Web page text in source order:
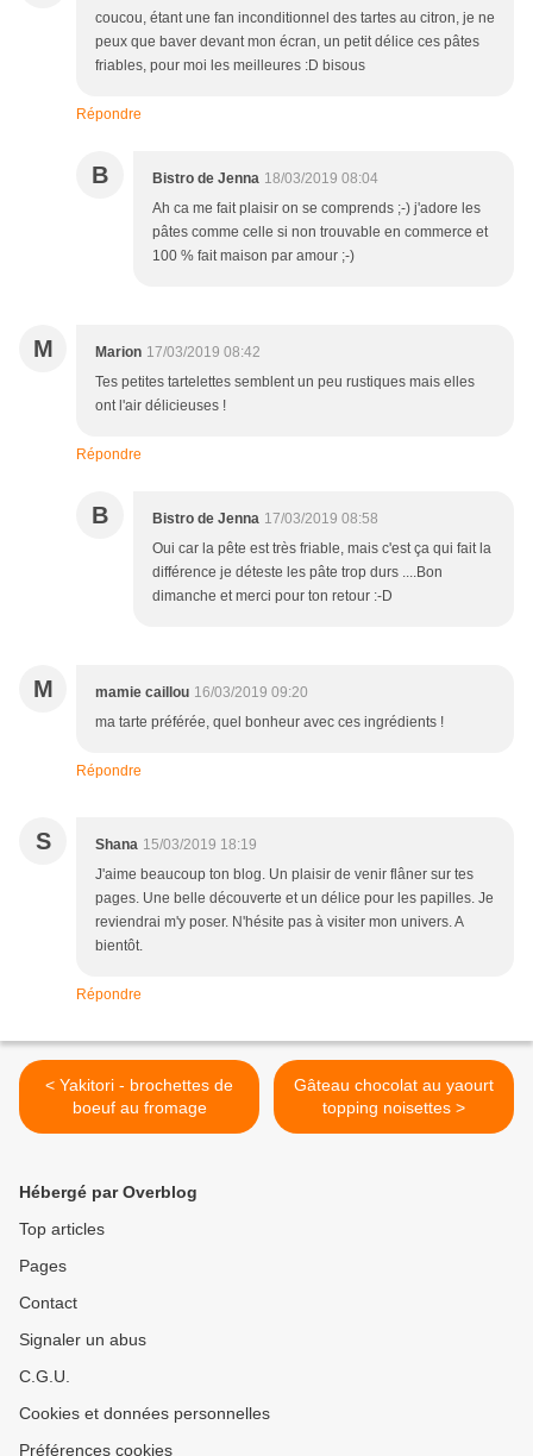
coucou, étant une fan inconditionnel des tartes au citron, je ne
peux que baver devant mon écran, un petit délice ces pâtes
friables, pour moi les meilleures :D bisous
Répondre
B Bistro de Jenna 18/03/2019 08:04
Ah ca me fait plaisir on se comprends ;-) j'adore les
pâtes comme celle si non trouvable en commerce et
100 % fait maison par amour ;-)
M Marion 17/03/2019 08:42
Tes petites tartelettes semblent un peu rustiques mais elles
ont l'air délicieuses !
Répondre
B Bistro de Jenna 17/03/2019 08:58
Oui car la pête est très friable, mais c'est ça qui fait la
différence je déteste les pâte trop durs ....Bon
dimanche et merci pour ton retour :-D
M mamie caillou 16/03/2019 09:20
ma tarte préférée, quel bonheur avec ces ingrédients !
Répondre
S Shana 15/03/2019 18:19
J'aime beaucoup ton blog. Un plaisir de venir flâner sur tes
pages. Une belle découverte et un délice pour les papilles. Je
reviendrai m'y poser. N'hésite pas à visiter mon univers. A
bientôt.
Répondre
< Yakitori - brochettes de
boeuf au fromage
Gâteau chocolat au yaourt
topping noisettes >
Hébergé par Overblog
Top articles
Pages
Contact
Signaler un abus
C.G.U.
Cookies et données personnelles
Préférences cookies